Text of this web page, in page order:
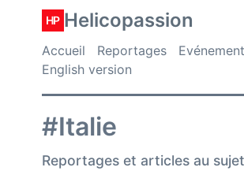
HP Helicopassion
Accueil Reportages
English version
#Italie
Reportages et articles au